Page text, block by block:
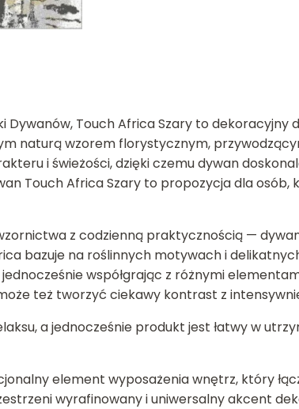
Touch Africa Szary to dekoracyjny
naturą wzorem florystycznym,
i świeżości, dzięki czemu dywan
Touch Africa Szary to propozycja dla
z codzienną praktycznością —
bazuje na roślinnych motywach i
współgrając z różnymi
też tworzyć ciekawy kontrast z
a jednocześnie produkt jest łatwy w
element wyposażenia wnętrz, który
wyrafinowany i uniwersalny akcent